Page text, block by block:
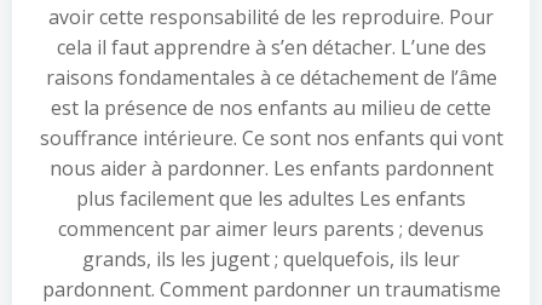
avoir cette responsabilité de les reproduire. Pour
cela il faut apprendre à s’en détacher. L’une des
raisons fondamentales à ce détachement de l’âme
est la présence de nos enfants au milieu de cette
souffrance intérieure. Ce sont nos enfants qui vont
nous aider à pardonner. Les enfants pardonnent
plus facilement que les adultes Les enfants
commencent par aimer leurs parents ; devenus
grands, ils les jugent ; quelquefois, ils leur
pardonnent. Comment pardonner un traumatisme